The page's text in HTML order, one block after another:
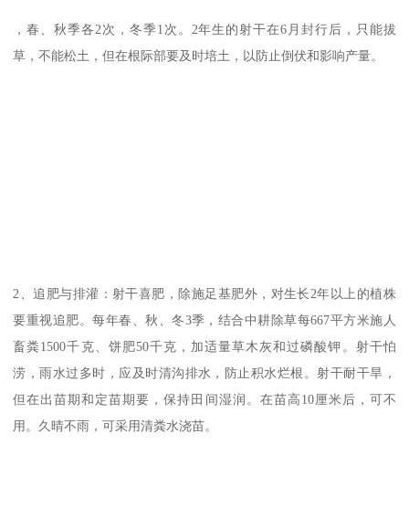
，春、秋季各2次，冬季1次。2年生的射干在6月封行后，只能拔
草，不能松土，但在根际部要及时培土，以防止倒伏和影响产量。
2、追肥与排灌：射干喜肥，除施足基肥外，对生长2年以上的植株
要重视追肥。每年春、秋、冬3季，结合中耕除草每667平方米施人
畜粪1500千克、饼肥50千克，加适量草木灰和过磷酸钾。射干怕
涝，雨水过多时，应及时清沟排水，防止积水烂根。射干耐干旱，
但在出苗期和定苗期要，保持田间湿润。在苗高10厘米后，可不
用。久晴不雨，可采用清粪水浇苗。